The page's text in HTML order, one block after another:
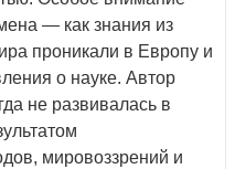
— как знания из
проникали в Европу и
о науке. Автор
не развивалась в
мировоззрений и